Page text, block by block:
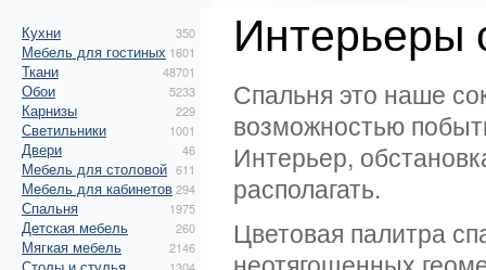
Кухни 350
Мебель для гостиных 1601
Ткани 48701
Обои 5233
Карнизы 229
Светильники 1001
Двери 46
Мебель для столовой 611
Мебель для кабинетов294
Спальня 1975
Детская мебель 260
Мягкая мебель 2146
Интерьеры
Спальня это наше
возможностью
Интерьер,
располагать.
Цветовая палитра